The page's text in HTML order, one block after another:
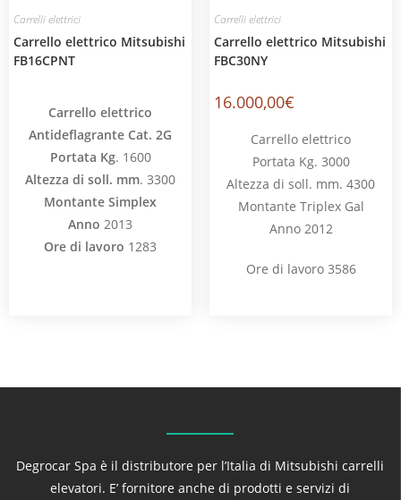
Carrelli elettrici
Carrello elettrico Mitsubishi
FB16CPNT
Carrello elettrico
Antideflagrante Cat. 2G
Portata Kg. 1600
Altezza di soll. mm. 3300
Montante Simplex
Anno 2013
Ore di lavoro 1283
Carrelli elettrici
Carrello elettrico Mitsubishi
FBC30NY
16.000,00€
Carrello elettrico
Portata Kg. 3000
Altezza di soll. mm. 4300
Montante Triplex Gal
Anno 2012
Ore di lavoro 3586
Degrocar Spa è il distributore per l’Italia di Mitsubishi carrelli
elevatori. E’ fornitore anche di prodotti e servizi di